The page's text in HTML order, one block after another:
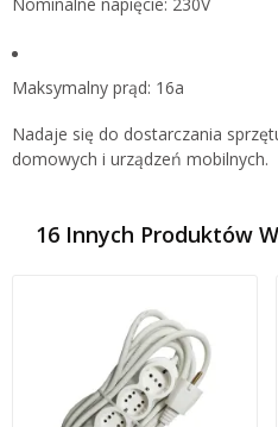
Maksymalny prąd: 16a
Nadaje się do dostarczania
domowych i urządzeń mobilnych.
16 Innych Produktów